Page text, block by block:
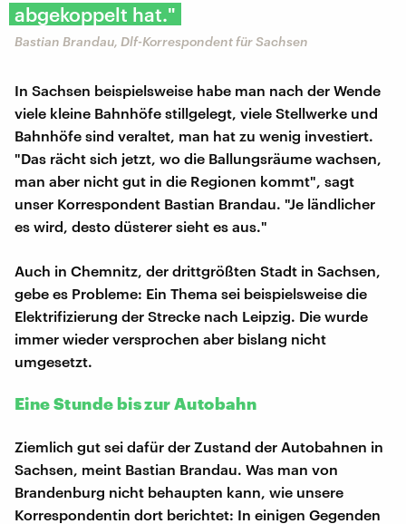
abgekoppelt hat."
Bastian Brandau, Dlf-Korrespondent für Sachsen
In Sachsen beispielsweise habe man nach der Wende
viele kleine Bahnhöfe stillgelegt, viele Stellwerke und
Bahnhöfe sind veraltet, man hat zu wenig investiert.
"Das rächt sich jetzt, wo die Ballungsräume wachsen,
man aber nicht gut in die Regionen kommt", sagt
unser Korrespondent Bastian Brandau. "Je ländlicher
es wird, desto düsterer sieht es aus."
Auch in Chemnitz, der drittgrößten Stadt in Sachsen,
gebe es Probleme: Ein Thema sei beispielsweise die
Elektrifizierung der Strecke nach Leipzig. Die wurde
immer wieder versprochen aber bislang nicht
umgesetzt.
Eine Stunde bis zur Autobahn
Ziemlich gut sei dafür der Zustand der Autobahnen in
Sachsen, meint Bastian Brandau. Was man von
Brandenburg nicht behaupten kann, wie unsere
Korrespondentin dort berichtet: In einigen Gegenden